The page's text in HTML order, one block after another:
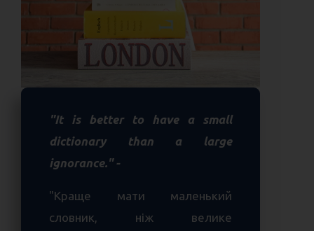
"It is better to have a small
dictionary than a large
ignorance." -
"Краще мати маленький
словник, ніж велике